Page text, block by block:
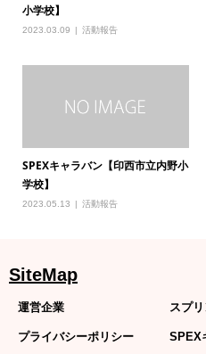
小学校】
2023.03.09 活動報告
SPEXキャラバン【印西市立内野小
学校】
2023.05.13 活動報告
SiteMap
運営企業
プライバシーポリシー
スプ
SPEX